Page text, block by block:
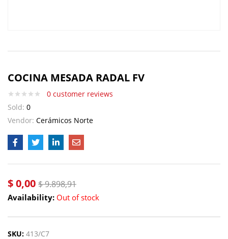
COCINA MESADA RADAL FV
0 customer reviews
Sold: 0
Vendor: Cerámicos Norte
$0,00 $9.898,91
Availability: Out of stock
SKU: 413/C7